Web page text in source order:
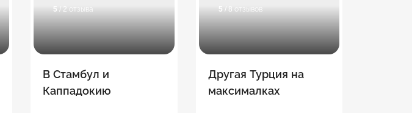
5 / 2 отзыва
В Стамбул и
Каппадокию
5 / 8 отзывов
Другая Турция на
максималках